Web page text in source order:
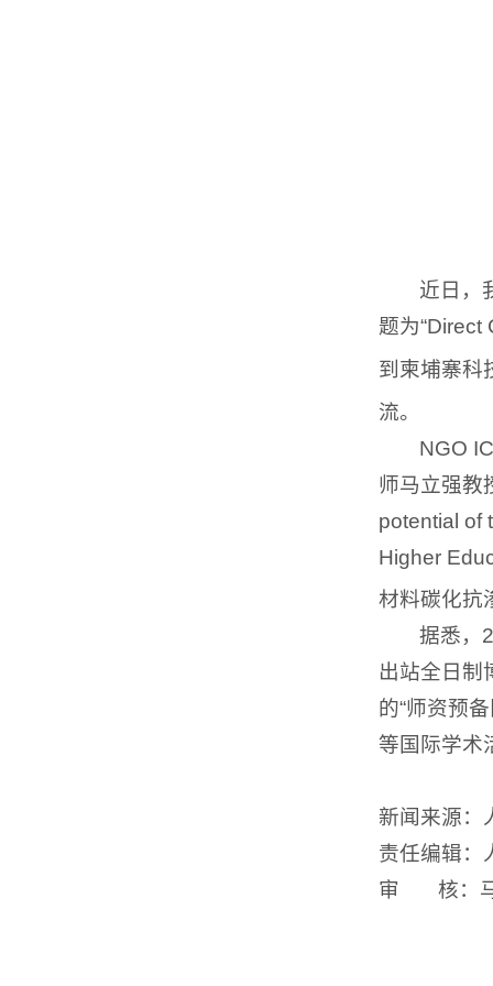
近日，
题为“Direct
到柬埔寨科
流。
NGO
师马立强教
potential of
Higher
材料碳化抗
据悉，
出站全日制
的“师资预
等国际学术
新闻来源：
责任编辑：
审 核：